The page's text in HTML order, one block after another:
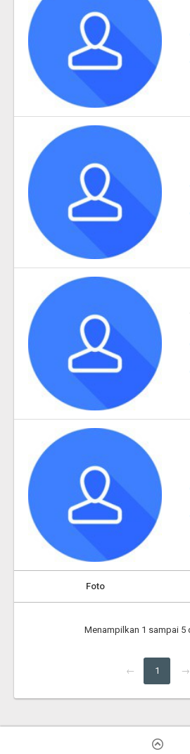
Foto
Menampilkan 1 sampai 5
← 1 →